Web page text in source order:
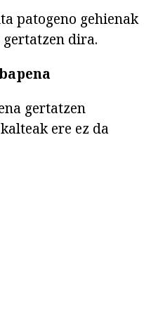
patogeno gehienak
dira.
gertatzen
ere ez da